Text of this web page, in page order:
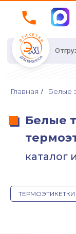
Отгрузка и
Главная / Белые
ТЕРМОЭТИКЕТКИ